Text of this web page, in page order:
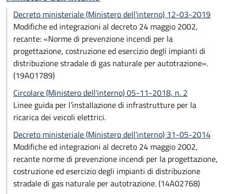
Decreto ministeriale (Ministero dell'interno) 12-03-2019
Modifiche ed integrazioni al decreto 24 maggio 2002,
recante: «Norme di prevenzione incendi per la
progettazione, costruzione ed esercizio degli impianti di
distribuzione stradale di gas naturale per autotrazione».
(19A01789)
Circolare (Ministero dell'interno) 05-11-2018, n. 2
Linee guida per l’installazione di infrastrutture per la
ricarica dei veicoli elettrici.
Decreto ministeriale (Ministero dell'interno) 31-05-2014
Modifiche ed integrazioni al decreto 24 maggio 2002,
recante norme di prevenzione incendi per la progettazione,
costruzione ed esercizio degli impianti di distribuzione
stradale di gas naturale per autotrazione. (14A02768)